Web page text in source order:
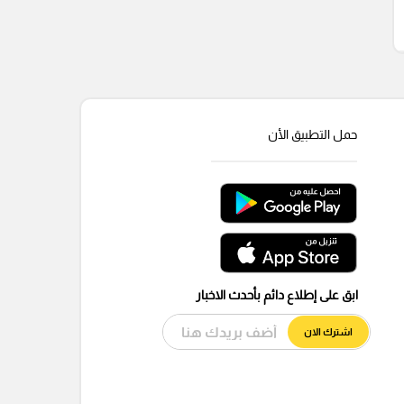
حمل التطبيق الأن
ابق على إطلاع دائم بأحدث الاخبار
اشترك الان